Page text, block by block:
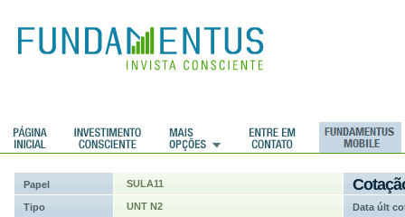
Papel SULA11
Tipo UNT N2 Data últ